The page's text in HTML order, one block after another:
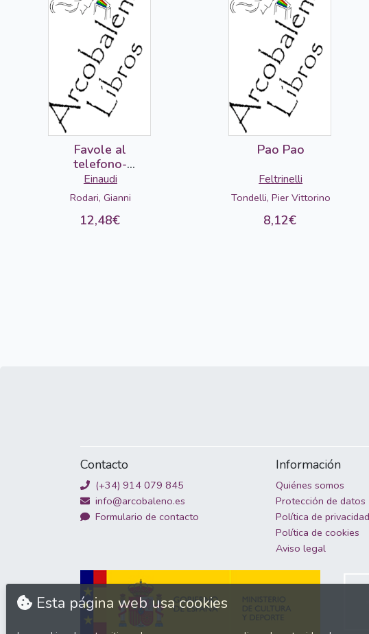
Favole al
telefono-
DETERIORADO
Einaudi
Rodari, Gianni
12,48€
Pao Pao
Feltrinelli
Tondelli, Pier Vittorino
8,12€
Contacto
(+34) 914 079 845
info@arcobaleno.es
Formulario de contacto
Información
Quiénes somos
Protección de datos
Política de privacidad
Política de cookies
Aviso legal
Esta página web usa cookies